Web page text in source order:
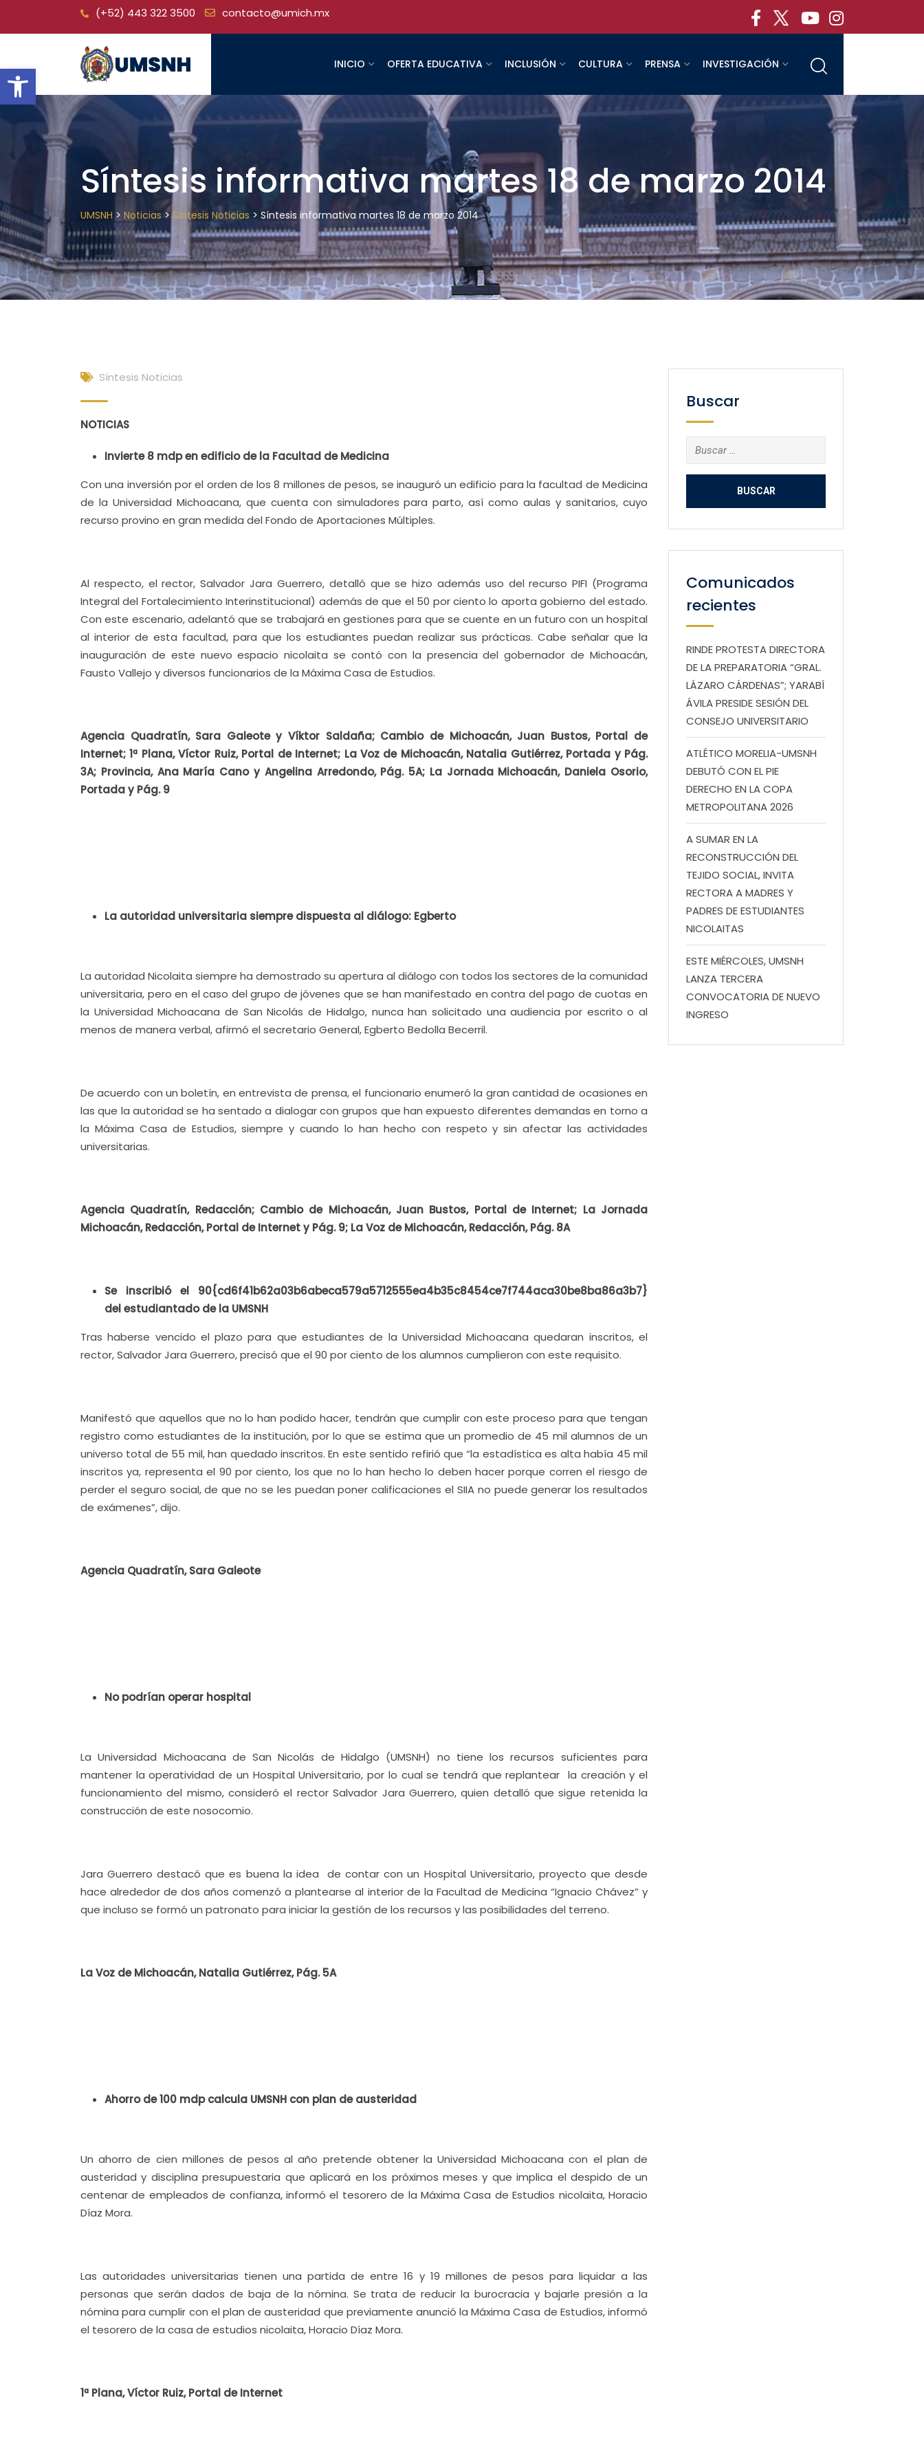
Open toolbar
(+52) 443 322 3500 contacto@umich.mx
INICIO OFERTA EDUCATIVA INCLUSIÓN CULTURA PRENSA INVESTIGACIÓN
Síntesis informativa martes 18 de marzo 2014
UMSNH > Noticias>Síntesis Noticias > Síntesis informativa martes 18 de marzo 2014
Síntesis Noticias
NOTICIAS
Invierte 8 mdp en edificio de la Facultad de Medicina
Con una inversión por el orden de los 8 millones de pesos, se inauguró un edificio para la facultad de Medicina
de la Universidad Michoacana, que cuenta con simuladores para parto, así como aulas y sanitarios, cuyo
recurso provino en gran medida del Fondo de Aportaciones Múltiples.
Al respecto, el rector, Salvador Jara Guerrero, detalló que se hizo además uso del recurso PIFI (Programa
Integral del Fortalecimiento Interinstitucional) además de que el 50 por ciento lo aporta gobierno del estado.
Con este escenario, adelantó que se trabajará en gestiones para que se cuente en un futuro con un hospital
al interior de esta facultad, para que los estudiantes puedan realizar sus prácticas. Cabe señalar que la
inauguración de este nuevo espacio nicolaita se contó con la presencia del gobernador de Michoacán,
Fausto Vallejo y diversos funcionarios de la Máxima Casa de Estudios.
Agencia Quadratín, Sara Galeote y Víktor Saldaña; Cambio de Michoacán, Juan Bustos, Portal de
Internet;1ª Plana, Víctor Ruiz, Portal de Internet; La Voz de Michoacán, Natalia Gutiérrez, Portada y Pág.
3A; Provincia, Ana María Cano y Angelina Arredondo, Pág. 5A; La Jornada Michoacán, Daniela Osorio,
Portada y Pág. 9
La autoridad universitaria siempre dispuesta al diálogo: Egberto
La autoridad Nicolaita siempre ha demostrado su apertura al diálogo con todos los sectores de la comunidad
universitaria, pero en el caso del grupo de jóvenes que se han manifestado en contra del pago de cuotas en
la Universidad Michoacana de San Nicolás de Hidalgo, nunca han solicitado una audiencia por escrito o al
menos de manera verbal, afirmó el secretario General, Egberto Bedolla Becerril.
De acuerdo con un boletín, en entrevista de prensa, el funcionario enumeró la gran cantidad de ocasiones en
las que la autoridad se ha sentado a dialogar con grupos que han expuesto diferentes demandas en torno a
la Máxima Casa de Estudios, siempre y cuando lo han hecho con respeto y sin afectar las actividades
universitarias.
Agencia Quadratín, Redacción; Cambio de Michoacán, Juan Bustos, Portal de Internet; La Jornada
Michoacán, Redacción, Portal de Internet y Pág. 9; La Voz de Michoacán, Redacción, Pág. 8A
Se inscribió el 90{cd6f41b62a03b6abeca579a5712555ea4b35c8454ce7f744aca30be8ba86a3b7}
del estudiantado de la UMSNH
Tras haberse vencido el plazo para que estudiantes de la Universidad Michoacana quedaran inscritos, el
rector, Salvador Jara Guerrero, precisó que el 90 por ciento de los alumnos cumplieron con este requisito.
Manifestó que aquellos que no lo han podido hacer, tendrán que cumplir con este proceso para que tengan
registro como estudiantes de la institución, por lo que se estima que un promedio de 45 mil alumnos de un
universo total de 55 mil, han quedado inscritos. En este sentido refirió que “la estadística es alta había 45 mil
inscritos ya, representa el 90 por ciento, los que no lo han hecho lo deben hacer porque corren el riesgo de
perder el seguro social, de que no se les puedan poner calificaciones el SIIA no puede generar los resultados
de exámenes”, dijo.
Agencia Quadratín, Sara Galeote
No podrían operar hospital
La Universidad Michoacana de San Nicolás de Hidalgo (UMSNH) no tiene los recursos suficientes para
mantener la operatividad de un Hospital Universitario, por lo cual se tendrá que replantear la creación y el
funcionamiento del mismo, consideró el rector Salvador Jara Guerrero, quien detalló que sigue retenida la
construcción de este nosocomio.
Jara Guerrero destacó que es buena la idea de contar con un Hospital Universitario, proyecto que desde
hace alrededor de dos años comenzó a plantearse al interior de la Facultad de Medicina “Ignacio Chávez” y
que incluso se formó un patronato para iniciar la gestión de los recursos y las posibilidades del terreno.
La Voz de Michoacán, Natalia Gutiérrez, Pág. 5A
Ahorro de 100 mdp calcula UMSNH con plan de austeridad
Un ahorro de cien millones de pesos al año pretende obtener la Universidad Michoacana con el plan de
austeridad y disciplina presupuestaria que aplicará en los próximos meses y que implica el despido de un
centenar de empleados de confianza, informó el tesorero de la Máxima Casa de Estudios nicolaita, Horacio
Díaz Mora.
Las autoridades universitarias tienen una partida de entre 16 y 19 millones de pesos para liquidar a las
personas que serán dados de baja de la nómina. Se trata de reducir la burocracia y bajarle presión a la
nómina para cumplir con el plan de austeridad que previamente anunció la Máxima Casa de Estudios, informó
el tesorero de la casa de estudios nicolaita, Horacio Díaz Mora.
1ª Plana, Víctor Ruiz, Portal de Internet
Buscar
Buscar:
Comunicados
recientes
RINDE PROTESTA DIRECTORA
DE LA PREPARATORIA “GRAL.
LÁZARO CÁRDENAS”; YARABÍ
ÁVILA PRESIDE SESIÓN DEL
CONSEJO UNIVERSITARIO
ATLÉTICO MORELIA-UMSNH
DEBUTÓ CON EL PIE
DERECHO EN LA COPA
METROPOLITANA 2026
A SUMAR EN LA
RECONSTRUCCIÓN DEL
TEJIDO SOCIAL, INVITA
RECTORA A MADRES Y
PADRES DE ESTUDIANTES
NICOLAITAS
ESTE MIÉRCOLES, UMSNH
LANZA TERCERA
CONVOCATORIA DE NUEVO
INGRESO